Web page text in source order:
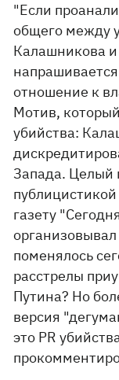
"Если
общего между
Калашникова
отношение к
Мотив,
убийства:
Запада. Целый
газету
поменялось
расстрелы
Путина? Но
версия
это PR